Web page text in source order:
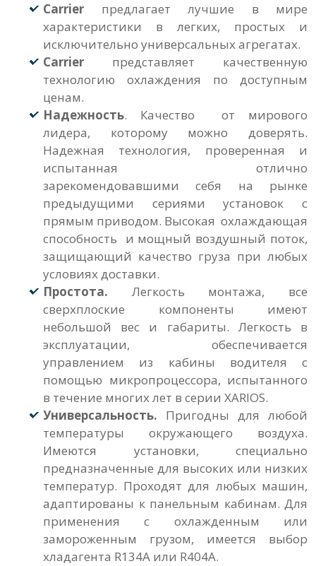
Carrier предлагает лучшие в мире
характеристики в легких, простых и
исключительно универсальных агрегатах.
Carrier представляет качественную
технологию охлаждения по доступным
ценам.
Надежность. Качество от мирового
лидера, которому можно доверять.
Надежная технология, проверенная и
испытанная отлично
зарекомендовавшими себя на рынке
предыдущими сериями установок с
прямым приводом. Высокая охлаждающая
способность и мощный воздушный поток,
защищающий качество груза при любых
условиях доставки.
Простота. Легкость монтажа, все
сверхплоские компоненты имеют
небольшой вес и габариты. Легкость в
эксплуатации, обеспечивается
управлением из кабины водителя с
помощью микропроцессора, испытанного
в течение многих лет в серии XARIOS.
Универсальность. Пригодны для любой
температуры окружающего воздуха.
Имеются установки, специально
предназначенные для высоких или низких
температур. Проходят для любых машин,
адаптированы к панельным кабинам. Для
применения с охлажденным или
замороженным грузом, имеется выбор
хладагента R134A или R404A.